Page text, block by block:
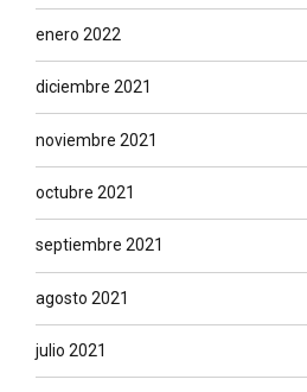
enero 2022
diciembre 2021
noviembre 2021
octubre 2021
septiembre 2021
agosto 2021
julio 2021